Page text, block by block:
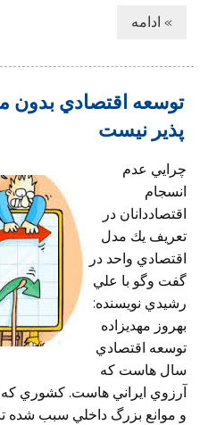
» ادامه
توسعه اقتصادي
پذير نيست
چرايي عدم
انسجام
اقتصاددانان در
تعريف يك مدل
اقتصادي واحد در
گفت وگو با علي
رشيدي نويسنده:
بهروز مهديزاده
توسعه اقتصادي
سال هاست كه
آرزوي ايراني هاست. كشوري
و موانع بزرگ داخلي سبب شده